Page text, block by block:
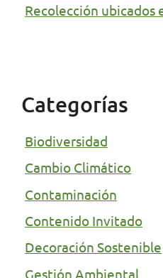
Recolección ubicados
Categorías
Biodiversidad
Cambio Climático
Contaminación
Contenido Invitado
Decoración Sostenible
Gestión Ambiental